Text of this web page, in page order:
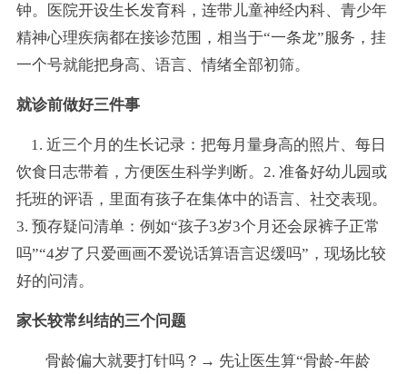
钟。医院开设生长发育科，连带儿童神经内科、青少年
精神心理疾病都在接诊范围，相当于“一条龙”服务，挂
一个号就能把身高、语言、情绪全部初筛。
就诊前做好三件事
1. 近三个月的生长记录：把每月量身高的照片、每日
饮食日志带着，方便医生科学判断。2. 准备好幼儿园或
托班的评语，里面有孩子在集体中的语言、社交表现。
3. 预存疑问清单：例如“孩子3岁3个月还会尿裤子正常
吗”“4岁了只爱画画不爱说话算语言迟缓吗”，现场比较
好的问清。
家长较常纠结的三个问题
骨龄偏大就要打针吗？→ 先让医生算“骨龄-年龄